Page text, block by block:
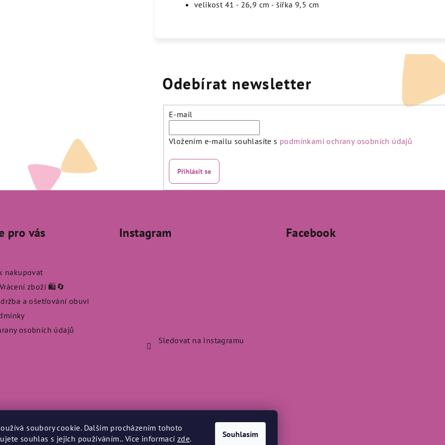
soubory cookie. Dalším procházením tohoto
souhlas s jejich používáním.. Více informací zde. Souhlasím
velikost 41 - 26,9 cm - šířka 9,5 cm
Odebírat newsletter
E-mail
Vložením e-mailu souhlasíte s podmínkami ochrany osobních údajů
Přihlásit se
pro vás
nakupovat
zboží 🛍️🔄
a ošetřování obuvi
osobních údajů
Instagram
Sledovat na Instagramu
Facebook